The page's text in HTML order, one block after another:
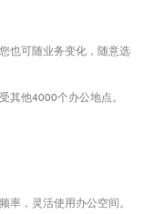
也可随业务变化，随意选
其他4000个办公地点。
率，灵活使用办公空间。